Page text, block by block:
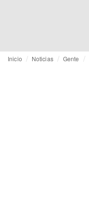
Inicio Noticias Gente